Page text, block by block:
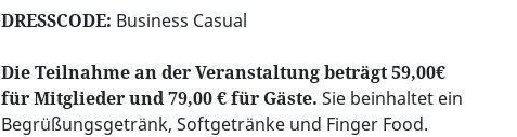
DRESSCODE: Business Casual
Die Teilnahme an der Veranstaltung beträgt 59,00€
für Mitglieder und 79,00 € für Gäste. Sie beinhaltet ein
Begrüßungsgetränk, Softgetränke und Finger Food.